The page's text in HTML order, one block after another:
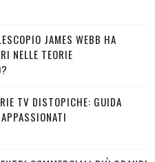
JAMES WEBB HA
NELLE TEORIE
TV DISTOPICHE: GUIDA